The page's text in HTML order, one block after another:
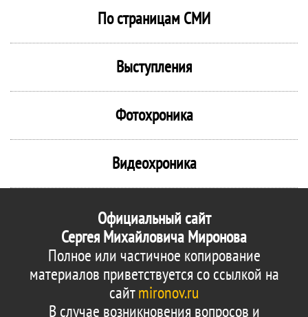
По страницам СМИ
Выступления
Фотохроника
Видеохроника
Официальный сайт
Сергея Михайловича Миронова
Полное или частичное копирование
материалов приветствуется со ссылкой на
сайтmironov.ru
В случае возникновения вопросов и